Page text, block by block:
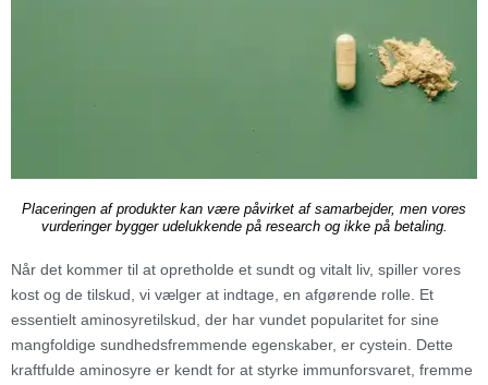
Placeringen af produkter kan være påvirket af samarbejder, men vores
vurderinger bygger udelukkende på research og ikke på betaling.
Når det kommer til at opretholde et sundt og vitalt liv, spiller vores
kost og de tilskud, vi vælger at indtage, en afgørende rolle. Et
essentielt aminosyretilskud, der har vundet popularitet for sine
mangfoldige sundhedsfremmende egenskaber, er cystein. Dette
kraftfulde aminosyre er kendt for at styrke immunforsvaret, fremme